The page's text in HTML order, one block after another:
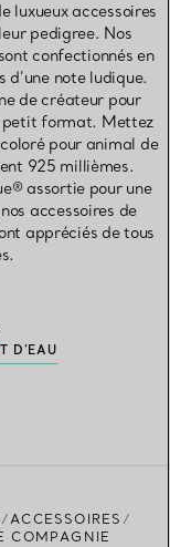
luxueux accessoires
pedigree. Nos
confectionnés en
note ludique.
de créateur pour
petit format. Mettez
pour animal de
925 millièmes.
assortie pour une
accessoires de
appréciés de tous
D’EAU
ACCESSOIRES
COMPAGNIE